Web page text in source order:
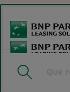
MAIN
CONTENT
HOME
QUE LE